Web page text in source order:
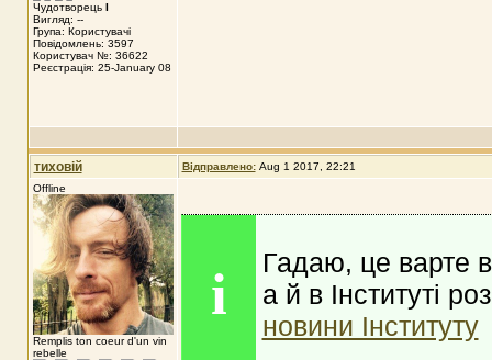
Чудотворець I
Вигляд: --
Група: Користувачі
Повідомлень: 3597
Користувач №: 36622
Реєстрація: 25-January 08
тиховій Відправлено: Aug 1 2017, 22:21
Offline
Remplis ton coeur d'un vin
rebelle
i
Гадаю, це варте
а й в Інституті
новини Інституту